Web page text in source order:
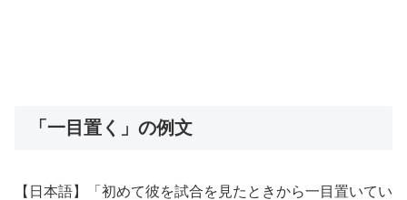
「一目置く」の例文
【日本語】「初めて彼を試合を見たときから一目置いてい